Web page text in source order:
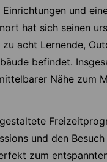
und
hat sich seinen
acht Lernende,
befindet.
Nähe zum
und den
zum